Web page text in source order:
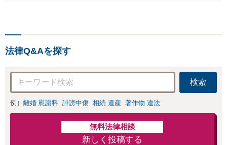
法律Q&Aを探す
検索
例） 離婚 慰謝料 誹謗中傷 相続 遺産 著作物 違法
無料法律相談
新しく投稿する